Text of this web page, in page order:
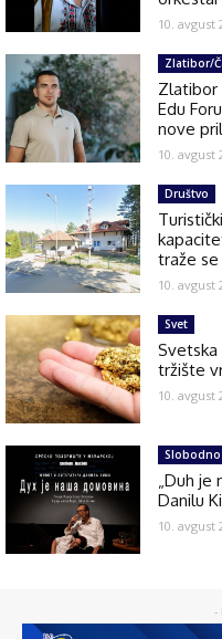
10. avgust
Zlatibor/
Zlatibor
Edu
nove
10. avgust
Društvo
traže se
10. avgust
Svet
tržište
10. avgust
Slobodno
„Duh
Danilu
10. avgust
-